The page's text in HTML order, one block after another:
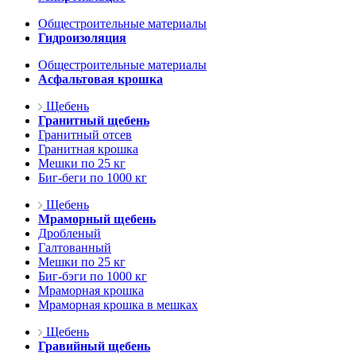
Общестроительные материалы
Гидроизоляция
Общестроительные материалы
Асфальтовая крошка
Щебень
Гранитный щебень
Гранитный отсев
Гранитная крошка
Мешки по 25 кг
Биг-беги по 1000 кг
Щебень
Мраморный щебень
Дробленый
Галтованный
Мешки по 25 кг
Биг-бэги по 1000 кг
Мраморная крошка
Мраморная крошка в мешках
Щебень
Гравийный щебень